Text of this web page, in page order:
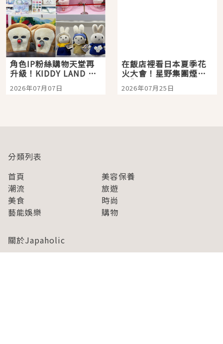
角色IP粉絲購物天堂再
升級！KIDDY LAND 原
宿店吉伊卡哇迎客，新
開幕 OMOKADO 店3分
2026年07月07日
在飯店裡看日本夏季花
火大會！星野集團煙火
景觀飯店6選，讓你不用
人擠人悠閒欣賞
2026年07月25日
分類列表
首頁
美容保養
潮流
旅遊
美食
時尚
藝能娛樂
購物
關於Japaholic